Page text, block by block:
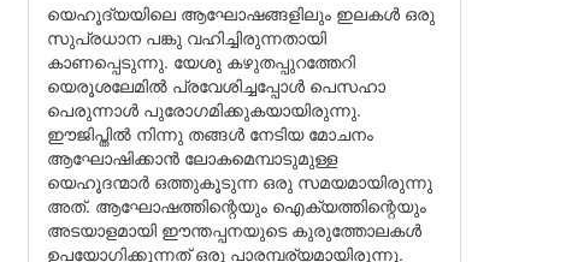
യെഹൂദ്യയിലെ ആഘോഷങ്ങളിലും ഇലകൾ ഒരു
സുപ്രധാന പങ്കു വഹിച്ചിരുന്നതായി
കാണപ്പെടുന്നു. യേശു കഴുതപ്പുറത്തേറി
യെരൂശലേമിൽ പ്രവേശിച്ചപ്പോൾ പെസഹാ
പെരുന്നാൾ പുരോഗമിക്കുകയായിരുന്നു.
ഈജിപ്തിൽ നിന്നു തങ്ങൾ നേടിയ മോചനം
ആഘോഷിക്കാൻ ലോകമെമ്പാടുമുള്ള
യെഹൂദന്മാർ ഒത്തുകൂടുന്ന ഒരു സമയമായിരുന്നു
അത്. ആഘോഷത്തിന്റെയും ഐക്യത്തിന്റെയും
അടയാളമായി ഈന്തപ്പനയുടെ കുരുത്തോലകൾ
ഉപയോഗിക്കുന്നത് ഒരു പാരമ്പര്യമായിരുന്നു.